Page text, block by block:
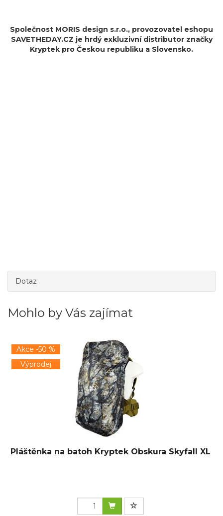
Společnost MORIS design s.r.o., provozovatel eshopu
SAVETHEDAY.CZ je hrdý exkluzivní distributor značky
Kryptek pro Českou republiku a Slovensko.
Dotaz
Mohlo by Vás zajímat
Akce -50 %
Výprodej
Pláštěnka na batoh Kryptek Obskura Skyfall XL